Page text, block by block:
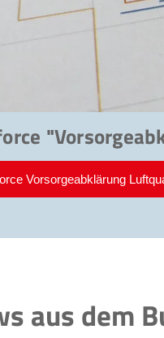
Vorsorgeabklärung
aus dem